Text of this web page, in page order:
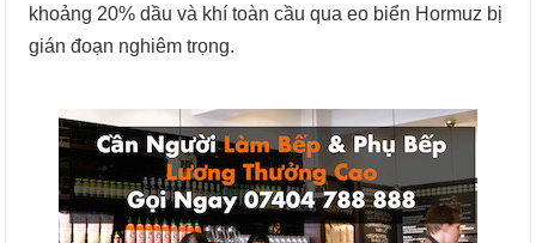
khoảng 20% dầu và khí toàn cầu qua eo biển Hormuz bị
gián đoạn nghiêm trọng.